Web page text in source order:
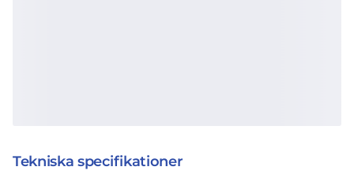
Tekniska specifikationer